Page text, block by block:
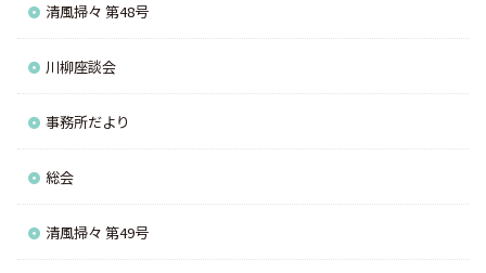
清風掃々 第48号
川柳座談会
事務所だより
総会
清風掃々 第49号